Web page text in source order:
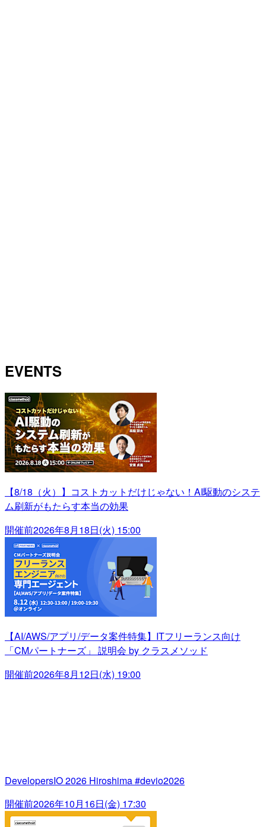
EVENTS
【8/18（火）】コストカットだけじゃない！AI駆動のシステ
ム刷新がもたらす本当の効果
開催前2026年8月18日(火) 15:00
【AI/AWS/アプリ/データ案件特集】ITフリーランス向け
「CMパートナーズ」 説明会 by クラスメソッド
開催前2026年8月12日(水) 19:00
DevelopersIO 2026 Hiroshima #devio2026
開催前2026年10月16日(金) 17:30